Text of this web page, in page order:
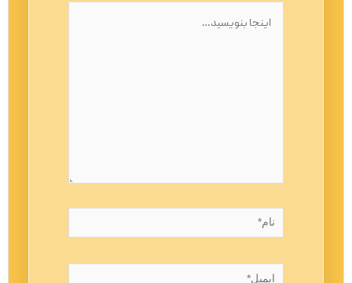
بنویسید…
نام*
ایمیل*